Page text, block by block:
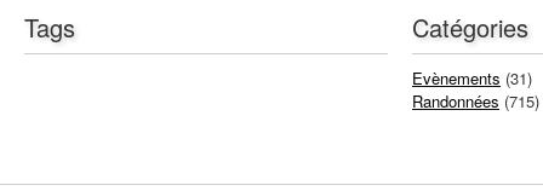
Tags Catégories
Evènements (31)
Randonnées (715)